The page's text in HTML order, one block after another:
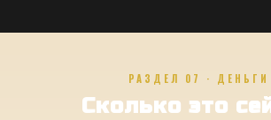
РАЗДЕЛ 07 · ДЕНЬГИ
Сколько это